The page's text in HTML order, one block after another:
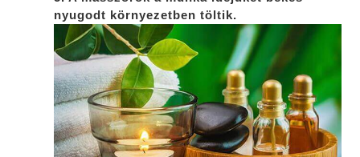
nyugodt környezetben töltik.